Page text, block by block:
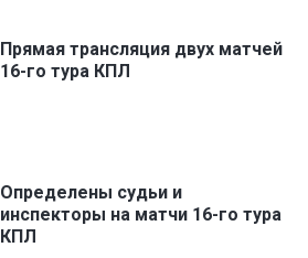
Прямая трансляция двух матчей
16-го тура КПЛ
Определены судьи и
инспекторы на матчи 16-го тура
КПЛ